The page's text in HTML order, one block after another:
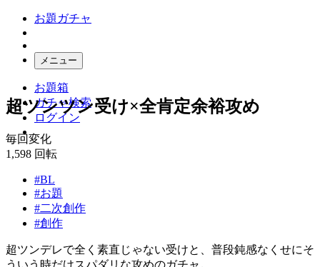
お題ガチャ
メニュー
お題箱
ガチャ検索
ログイン
超ツンツン受け×全肯定余裕攻め
毎回変化
1,598 回転
#BL
#お題
#二次創作
#創作
超ツンデレで全く素直じゃない受けと、普段鈍感なくせにそ
ういう時だけスパダリな攻めのガチャ。